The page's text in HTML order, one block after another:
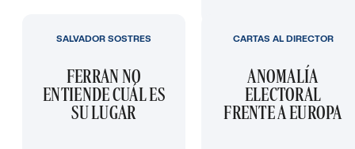
FERRAN NO
ENTIENDE CUÁL ES
SU LUGAR
SALVADOR SOSTRES
ANOMALÍA
ELECTORAL
FRENTE A EUROPA
CARTAS AL DIRECTOR